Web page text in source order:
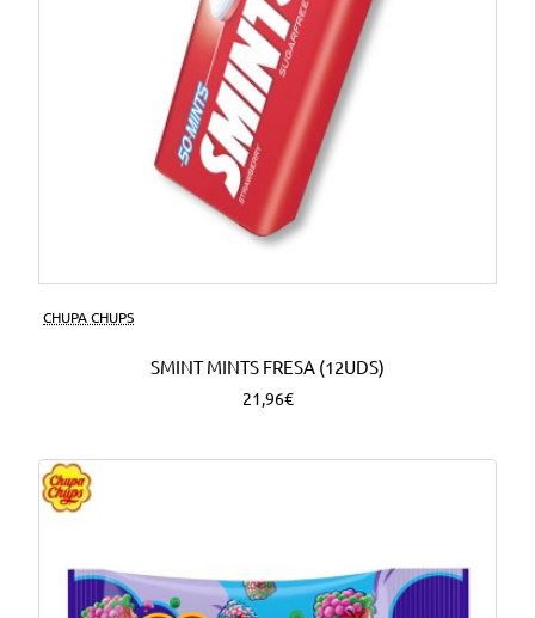
CHUPA CHUPS
SMINT MINTS FRESA (12UDS)
21,96€